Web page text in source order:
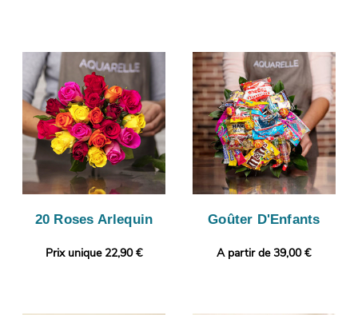
20 Roses Arlequin
Prix unique 22,90 €
Goûter D'Enfants
A partir de 39,00 €